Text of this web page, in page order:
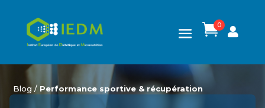
0

Blog / Performance sportive & récupération